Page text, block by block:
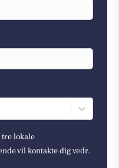
lokale
vil kontakte dig vedr.